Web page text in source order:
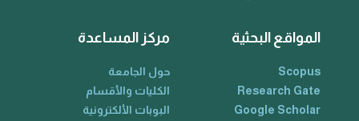
المواقع البحثية
Scopus
Research Gate
Google Scholar
مركز المساعدة
حول الجامعة
الكليات والأقسام
البوبات الألكترونية